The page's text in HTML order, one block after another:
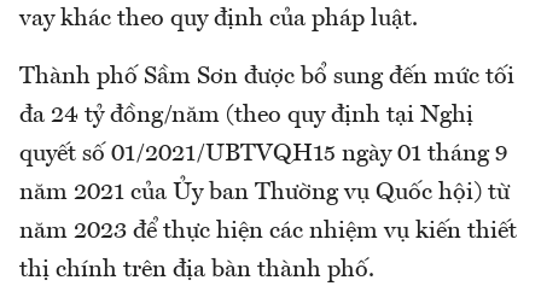
vay khác theo quy định của pháp luật.
Thành phố Sầm Sơn được bổ sung đến mức tối
đa 24 tỷ đồng/năm (theo quy định tại Nghị
quyết số 01/2021/UBTVQH15 ngày 01 tháng 9
năm 2021 của Ủy ban Thường vụ Quốc hội) từ
năm 2023 để thực hiện các nhiệm vụ kiến thiết
thị chính trên địa bàn thành phố.